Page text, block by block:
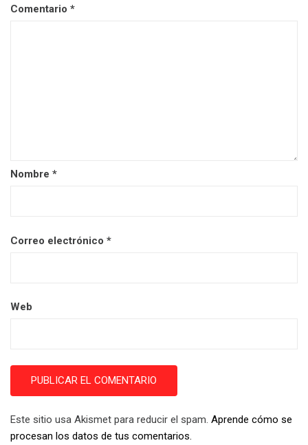
Comentario *
Nombre *
Correo electrónico *
Web
Este sitio usa Akismet para reducir el spam. Aprende cómo se
procesan los datos de tus comentarios.